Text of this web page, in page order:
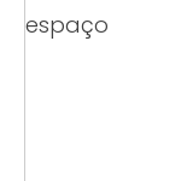
espaço